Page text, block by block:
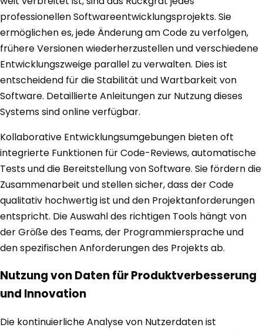
professionellen Softwareentwicklungsprojekts. Sie
ermöglichen es, jede Änderung am Code zu verfolgen,
frühere Versionen wiederherzustellen und verschiedene
Entwicklungszweige parallel zu verwalten. Dies ist
entscheidend für die Stabilität und Wartbarkeit von
Software. Detaillierte Anleitungen zur Nutzung dieses
Systems sind online verfügbar.
Kollaborative Entwicklungsumgebungen bieten oft
integrierte Funktionen für Code-Reviews, automatische
Tests und die Bereitstellung von Software. Sie fördern die
Zusammenarbeit und stellen sicher, dass der Code
qualitativ hochwertig ist und den Projektanforderungen
entspricht. Die Auswahl des richtigen Tools hängt von
der Größe des Teams, der Programmiersprache und
den spezifischen Anforderungen des Projekts ab.
Nutzung von Daten für Produktverbesserung
und Innovation
Die kontinuierliche Analyse von Nutzerdaten ist